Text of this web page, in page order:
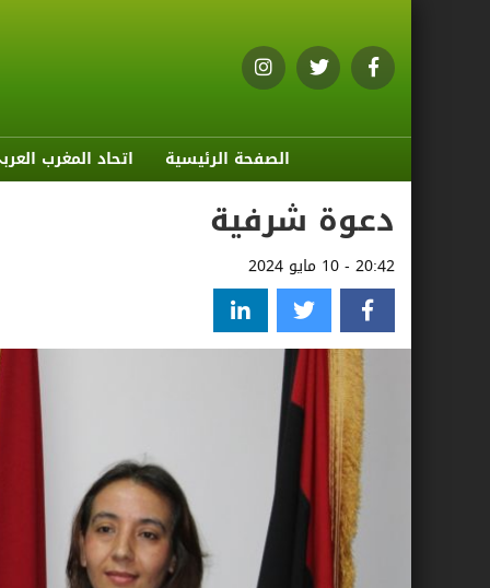
الصفحة الرئيسية اتحاد المغرب
دعوة شرفية
20:42 - 10 مايو 2024